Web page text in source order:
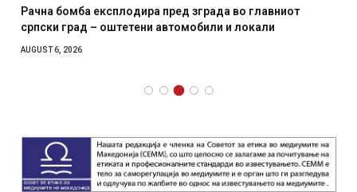
Рачна бомба експлодира пред зграда во главниот
српски град – оштетени автомобили и локали
AUGUST 6, 2026